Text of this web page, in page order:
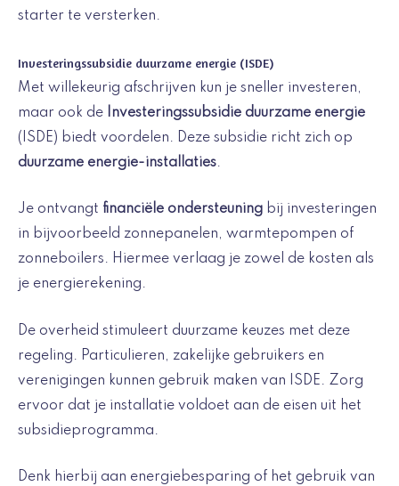
starter te versterken.
Investeringssubsidie duurzame energie (ISDE)
Met willekeurig afschrijven kun je sneller investeren,
maar ook de
Investeringssubsidie duurzame energie
(ISDE) biedt voordelen. Deze subsidie richt zich op
duurzame energie-installaties.
Je ontvangt financiële ondersteuning bij investeringen
in bijvoorbeeld zonnepanelen, warmtepompen of
zonneboilers. Hiermee verlaag je zowel de kosten als
je energierekening.
De overheid stimuleert duurzame keuzes met deze
regeling. Particulieren, zakelijke gebruikers en
verenigingen kunnen gebruik maken van ISDE. Zorg
ervoor dat je installatie voldoet aan de eisen uit het
subsidieprogramma.
Denk hierbij aan energiebesparing of het gebruik van